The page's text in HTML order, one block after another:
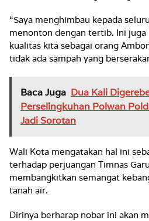
“Saya menghimbau kepada
menonton dengan tertib. Ini juga
kualitas kita sebagai orang
tidak ada sampah yang
Baca Juga Dua Kali
Perselingkuhan Polwan
Jadi Sorotan
Wali Kota mengatakan hal ini
terhadap perjuangan Timnas
membangkitkan semangat
tanah air.
Dirinya berharap nobar ini akan